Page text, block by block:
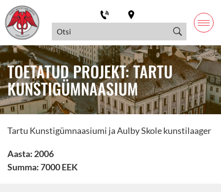
TOETATUD PROJEKT: TARTU
KUNSTIGÜMNAASIUM
Tartu Kunstigümnaasiumi ja Aulby Skole kunstilaager
Aasta: 2006
Summa: 7000 EEK